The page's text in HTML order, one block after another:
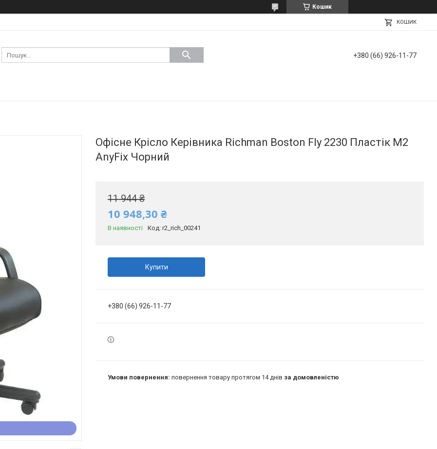
Кошик
КОШИК
+380 (66) 926-11-77
Офісне Крісло Керівника Richman Boston Fly 2230 Пластік М2
AnyFix Чорний
11 944 ₴
10 948,30 ₴
В наявності Код: r2_rich_00241
Купити
+380 (66) 926-11-77
повернення товару протягом 14 днів за домовленістю